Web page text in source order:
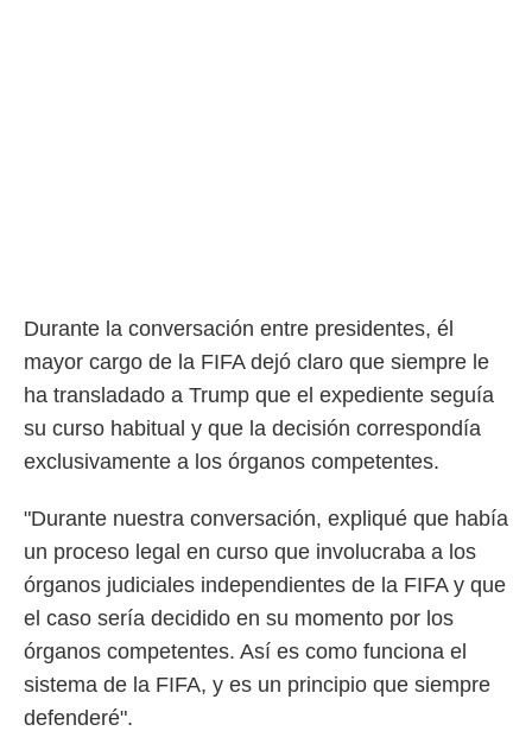
Durante la conversación entre presidentes, él
mayor cargo de la FIFA dejó claro que siempre le
ha transladado a Trump que el expediente seguía
su curso habitual y que la decisión correspondía
exclusivamente a los órganos competentes.
"Durante nuestra conversación, expliqué que había
un proceso legal en curso que involucraba a los
órganos judiciales independientes de la FIFA y que
el caso sería decidido en su momento por los
órganos competentes. Así es como funciona el
sistema de la FIFA, y es un principio que siempre
defenderé".